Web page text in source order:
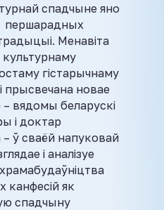
спадчыне яно
першарадных
Менавіта
культурнаму
гістарычнаму
прысвечана новае
вядомы беларускі
і доктар
ў сваёй напуковай
і аналізуе
канфесій як
спадчыну